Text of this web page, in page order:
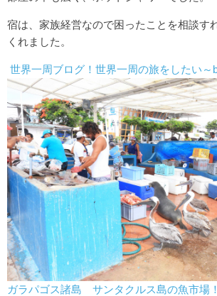
宿は、家族経営なので困ったことを相談す
くれました。
世界一周ブログ！世界一周の旅をしたい～
ガラパゴス諸島 サンタクルス島の魚市場！